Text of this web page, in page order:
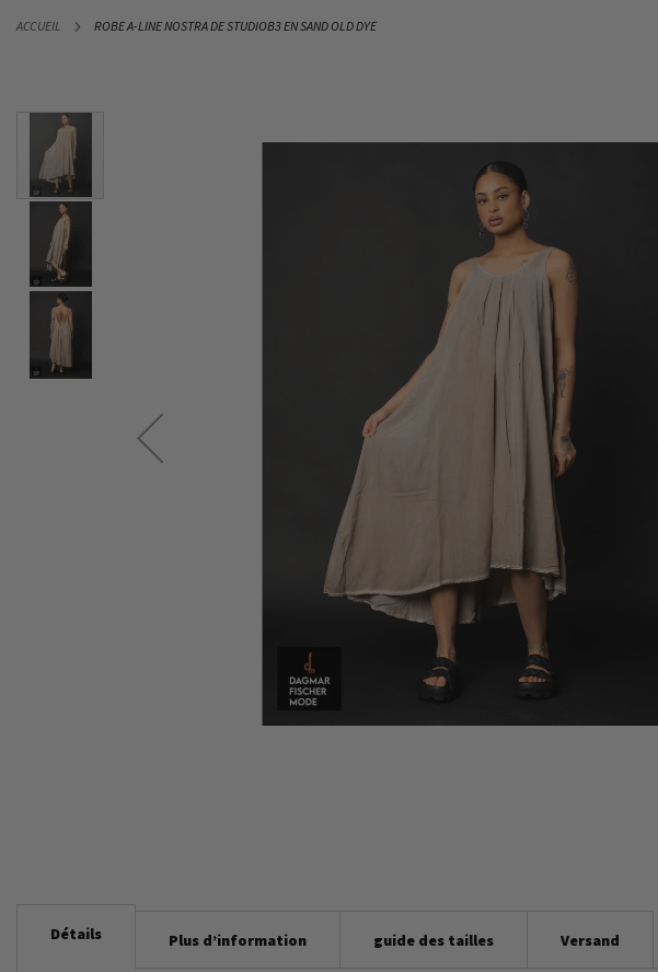
ACCUEIL ROBE A-LINE NOSTRA DE STUDIOB3 EN SAND OLD DYE
AU
Skip
end
images
gallery
galleryDétails Plus d’information guide des tailles Versand